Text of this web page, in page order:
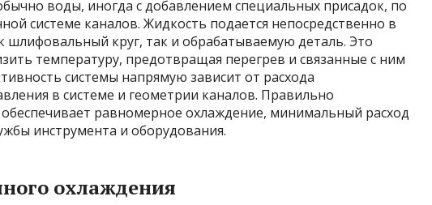
воды, иногда с добавлением специальных присадок, по
системе каналов. Жидкость подается непосредственно в
шлифовальный круг, так и обрабатываемую деталь. Это
температуру, предотвращая перегрев и связанные с ним
системы напрямую зависит от расхода
в системе и геометрии каналов. Правильно
равномерное охлаждение, минимальный расход
инструмента и оборудования.
охлаждения